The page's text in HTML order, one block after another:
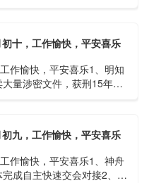
十，工作愉快，平安喜乐
作愉快，平安喜乐1、明知
量涉密文件，获刑15年
九，工作愉快，平安喜乐
作愉快，平安喜乐1、神舟
成自主快速交会对接2、山